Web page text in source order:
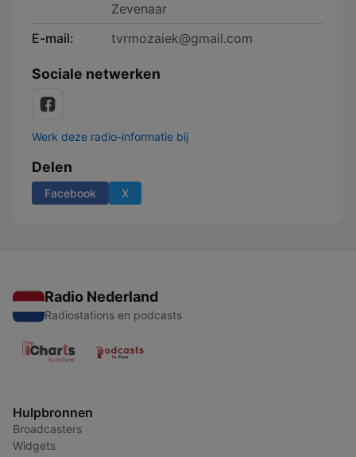
Zevenaar
E-mail:
tvrmozaiek@gmail.com
Sociale netwerken
Werk deze radio-informatie bij
Delen
Facebook X
Radio Nederland
Radiostations en podcasts
Hulpbronnen
Broadcasters
Widgets